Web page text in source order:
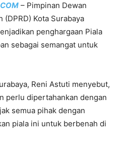
– Pimpinan Dewan
(DPRD) Kota Surabaya
penghargaan Piala
sebagai semangat untuk
Reni Astuti menyebut,
perlu dipertahankan dengan
semua pihak dengan
piala ini untuk berbenah di